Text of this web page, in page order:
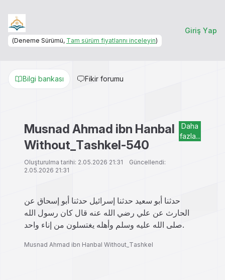
(Deneme Sürümü, Tam sürüm fiyatlarını inceleyin)
Giriş Yap
Bilgi bankası Fikir forumu
Musnad Ahmad ibn Hanbal
Without_Tashkel-540
Oluşturulma tarihi: 2.05.2026 21:31 Güncellendi:
2.05.2026 21:31
Daha
fazla...
حدثنا أبو سعيد حدثنا إسرائيل حدثنا أبو إسحاق عن
الحارث عن علي رضي الله عنه قال كان رسول الله
صلى الله عليه وسلم وأهله يغتسلون من إناء واحد.
Musnad Ahmad ibn Hanbal Without_Tashkel